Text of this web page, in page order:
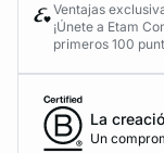
Ventajas
¡Únete a Etam
primeros 100
La
Un